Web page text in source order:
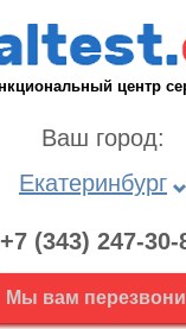
центр
Ваш город:
Екатеринбург
+7 (343) 247-30-
Мы вам